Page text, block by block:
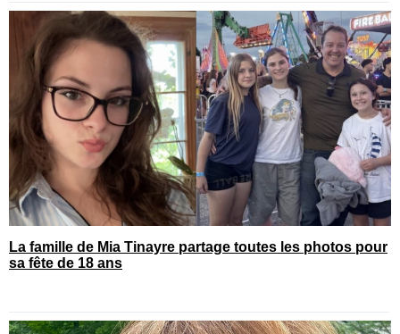
La famille de Mia Tinayre partage toutes les photos pour
sa fête de 18 ans